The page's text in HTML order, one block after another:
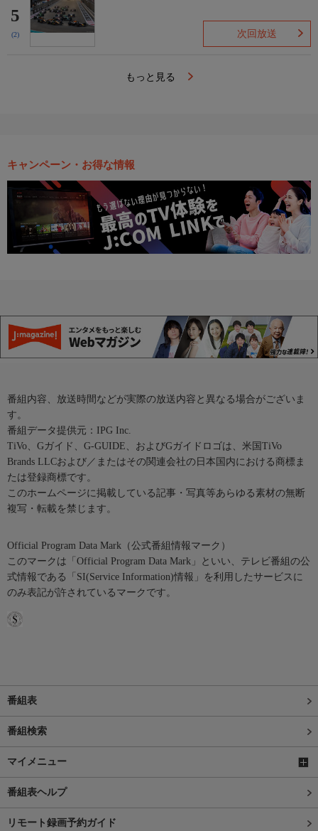
5
(2) 次回放送
もっと見る
キャンペーン・お得な情報
番組内容、放送時間などが実際の放送内容と異なる場合がございま
す。
番組データ提供元：IPG Inc.
TiVo、Gガイド、G-GUIDE、およびGガイドロゴは、米国TiVo
Brands LLCおよび／またはその関連会社の日本国内における商標ま
たは登録商標です。
このホームページに掲載している記事・写真等あらゆる素材の無断
複写・転載を禁じます。
Official Program Data Mark（公式番組情報マーク）
このマークは「Official Program Data Mark」といい、テレビ番組の公
式情報である「SI(Service Information)情報」を利用したサービスに
のみ表記が許されているマークです。
番組表
番組検索
マイメニュー
番組表ヘルプ
リモート録画予約ガイド